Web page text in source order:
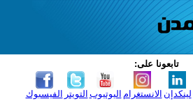
تابعونا على:
الفيسبوك التويتر اليوتيوب الانستغرام لينكدإن